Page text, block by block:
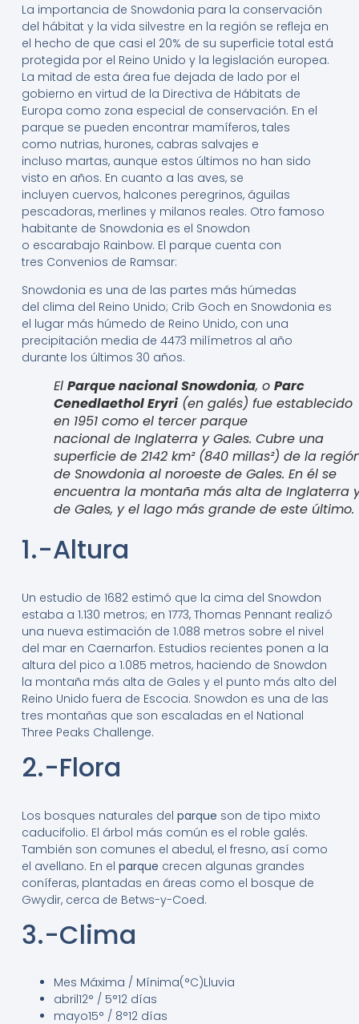
La importancia de Snowdonia para la conservación
del hábitat y la vida silvestre en la región se refleja en
el hecho de que casi el 20% de su superficie total está
protegida por el Reino Unido y la legislación europea.
La mitad de esta área fue dejada de lado por el
gobierno en virtud de la Directiva de Hábitats de
Europa como zona especial de conservación. ​ En el
parque se pueden encontrar mamíferos, tales
como nutrias, hurones, cabras salvajes e
incluso martas, aunque estos últimos no han sido
visto en años. ​ En cuanto a las aves, se
incluyen cuervos, halcones peregrinos, águilas
pescadoras, merlines y milanos reales. Otro famoso
habitante de Snowdonia es el Snowdon
o escarabajo Rainbow. El parque cuenta con
tres Convenios de Ramsar:
Snowdonia es una de las partes más húmedas
del clima del Reino Unido; Crib Goch en Snowdonia es
el lugar más húmedo de Reino Unido, con una
precipitación media de 4473 milímetros al año
durante los últimos 30 años.
El Parque nacional Snowdonia, o Parc
Cenedlaethol Eryri(en galés) fue establecido
en 1951 como el tercer parque
nacional de Inglaterra y Gales. Cubre una
superficie de 2142 km² (840 millas²) de la
de Snowdonia al noroeste de Gales. En él se
encuentra la montaña más alta de Inglaterra
de Gales, y el lago más grande de este último.
1.-Altura
Un estudio de 1682 estimó que la cima del Snowdon
estaba a 1.130 metros; en 1773, Thomas Pennant realizó
una nueva estimación de 1.088 metros sobre el nivel
del mar en Caernarfon. Estudios recientes ponen a la
altura del pico a 1.085 metros, haciendo de Snowdon
la montaña más alta de Gales y el punto más alto del
Reino Unido fuera de Escocia. ​ Snowdon es una de las
tres montañas que son escaladas en el National
Three Peaks Challenge.
2.-Flora
Los bosques naturales del parque son de tipo mixto
caducifolio. El árbol más común es el roble galés.
También son comunes el abedul, el fresno, así como
el avellano. En el parque crecen algunas grandes
coníferas, plantadas en áreas como el bosque de
Gwydir, cerca de Betws-y-Coed.
3.-Clima
Mes Máxima / Mínima(°C)Lluvia
abril12° / 5°12 días
mayo15° / 8°12 días